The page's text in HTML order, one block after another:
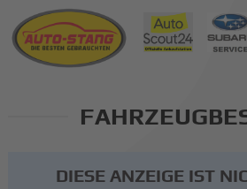
DIESE ANZEIGE IST